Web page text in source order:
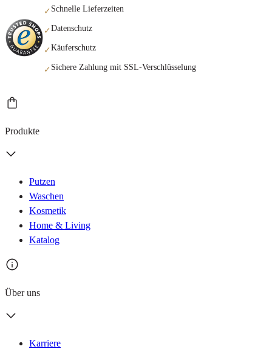
✓ Schnelle Lieferzeiten
✓Datenschutz
✓Käuferschutz
✓ Sichere Zahlung mit SSL-Verschlüsselung
Produkte
Putzen
Waschen
Kosmetik
Home & Living
Katalog
Über uns
Karriere